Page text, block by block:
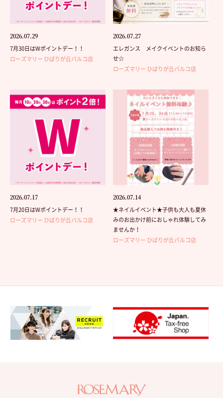
2026.07.29
7月30日はWポイントデー！！
ローズマリー ひばりが丘パルコ店
2026.07.27
エレガンス メイクイベントのお知ら
せ☆
ローズマリー ひばりが丘パルコ店
2026.07.17
7月20日はWポイントデー！！
ローズマリー ひばりが丘パルコ店
2026.07.14
★ネイルイベント★子供も大人も夏休
みのお出かけ前におしゃれ体験してみ
ませんか！
ローズマリー ひばりが丘パルコ店